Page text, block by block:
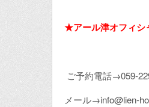
★アール津オフィ
ご予約電話→059-
メール→info@lien-